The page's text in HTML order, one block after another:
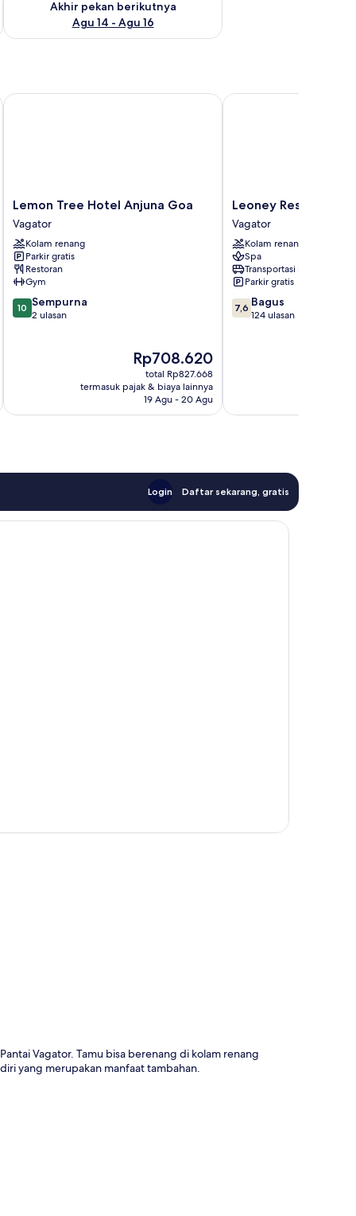
Akhir pekan berikutnya
Agu 14 - Agu 16
Lemon
Tree
Hotel
Anjuna
Goa
Vagator
Lemon Tree Hotel Anjuna Goa
Vagator
Kolam renang
Parkir gratis
Restoran
Gym
10.0
dari
10 Sempurna
2 ulasan
Harga
sekarang
Rp708.620
Rp708.620
total Rp827.668
termasuk pajak & biaya lainnya
19 Agu - 20 Agu
Lemon Tree Hotel Anjuna Goa
Leoney
Resort
Vagator
Leoney Resort
Vagator
Kolam renang
Spa
Transportasi bandara
Parkir gratis
7.6
dari
7,6 Bagus
124 ulasan
Leoney Resort
Login Daftar sekarang, gratis
Vagator. Tamu bisa berenang di kolam renang
yang merupakan manfaat tambahan.